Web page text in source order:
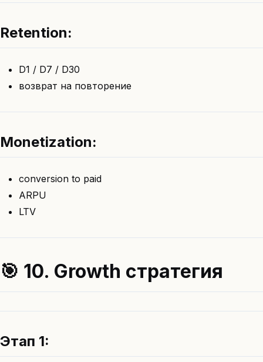
Retention:
D1 / D7 / D30
возврат на повторение
Monetization:
conversion to paid
ARPU
LTV
🎯 10. Growth стратегия
Этап 1: